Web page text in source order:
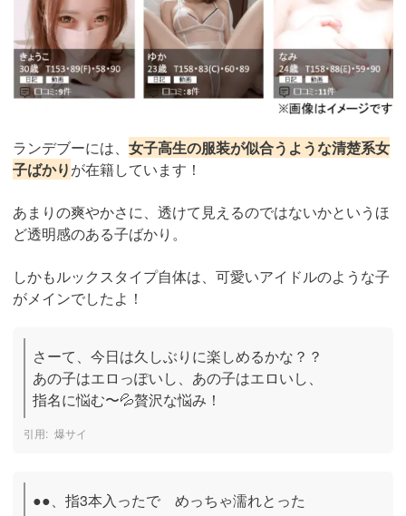
ランデブーには、 女子高生の服装が似合うような清楚系女
子ばかりが在籍しています！
あまりの爽やかさに、透けて見えるのではないかというほ
ど透明感のある子ばかり。
しかもルックスタイプ自体は、可愛いアイドルのような子
がメインでしたよ！
さーて、今日は久しぶりに楽しめるかな？？
あの子はエロっぽいし、あの子はエロいし、
指名に悩む〜💦贅沢な悩み！
爆サイ
●●、指3本入ったで　めっちゃ濡れとった